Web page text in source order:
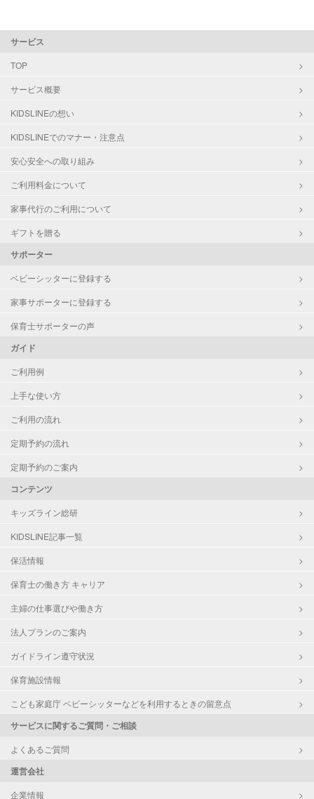
サービス
TOP
サービス概要
KIDSLINEの想い
KIDSLINEでのマナー・注意点
安心安全への取り組み
ご利用料金について
家事代行のご利用について
ギフトを贈る
サポーター
ベビーシッターに登録する
家事サポーターに登録する
保育士サポーターの声
ガイド
ご利用例
上手な使い方
ご利用の流れ
定期予約の流れ
定期予約のご案内
コンテンツ
キッズライン総研
KIDSLINE記事一覧
保活情報
保育士の働き方 キャリア
主婦の仕事選びや働き方
法人プランのご案内
ガイドライン遵守状況
保育施設情報
こども家庭庁 ベビーシッターなどを利用するときの留意点
サービスに関するご質問・ご相談
よくあるご質問
運営会社
企業情報